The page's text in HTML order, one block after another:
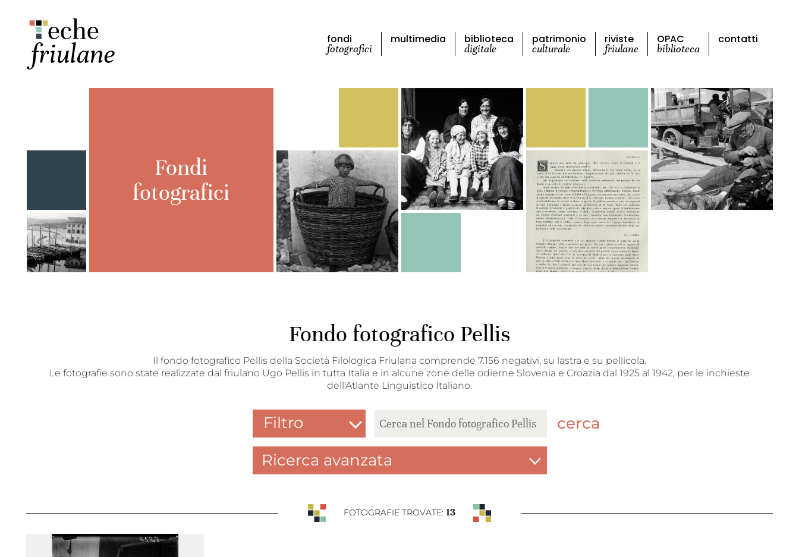
fondi
fotografici
multimedia biblioteca
digitale
patrimonio
culturale
riviste
friulane
OPAC
biblioteca
contatti
Fondi
fotografici
Fondo fotografico Pellis
Il fondo fotografico Pellis della Società Filologica Friulana comprende 7.156 negativi, su lastra e su pellicola.
Le fotografie sono state realizzate dal friulano Ugo Pellis in tutta Italia e in alcune zone delle odierne Slovenia e Croazia dal 1925 al 1942, per le inchieste
dell'Atlante Linguistico Italiano.
Filtro
cerca
Ricerca avanzata
FOTOGRAFIE TROVATE: 13